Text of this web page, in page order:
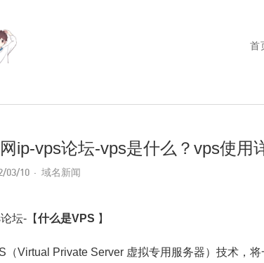
首
ip-vps论坛-vps是什么？vps使用
03/10 域名新闻
坛-【什么是VPS 】
（Virtual Private Server 虚拟专用服务器）技术，